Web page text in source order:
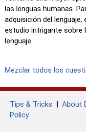
las lenguas humanas.
adquisición del
estudio intrigante sobre
lenguaje.
Mezclar todos los
Tips & Tricks | About
Policy